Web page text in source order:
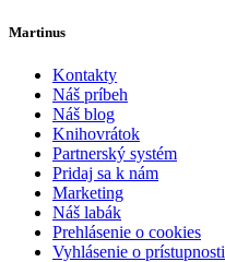
Martinus
Kontakty
Náš príbeh
Náš blog
Knihovrátok
Partnerský systém
Pridaj sa k nám
Marketing
Náš labák
Prehlásenie o cookies
Vyhlásenie o prístupnosti